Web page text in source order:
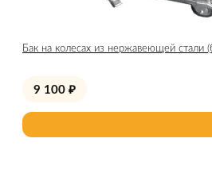
Бак на колесах из нержавеющей стали
9 100 ₽